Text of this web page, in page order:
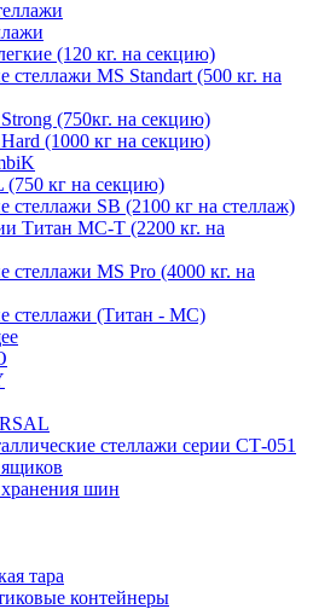
(120 кг. на секцию)
стеллажи MS Standart (500 кг. на
(750кг. на секцию)
(1000 кг на секцию)
(750 кг на секцию)
стеллажи SB (2100 кг на стеллаж)
Титан МС-Т (2200 кг. на
стеллажи MS Pro (4000 кг. на
стеллажи (Титан - МС)
стеллажи серии СТ-051
шин
тара
контейнеры